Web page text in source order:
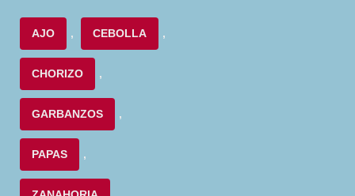
AJO , CEBOLLA ,
CHORIZO ,
GARBANZOS ,
PAPAS ,